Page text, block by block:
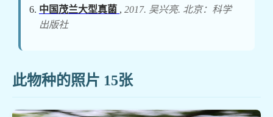
中国茂兰大型真菌 , 2017. 吴兴亮. 北京：科学
出版社
此物种的照片 15张